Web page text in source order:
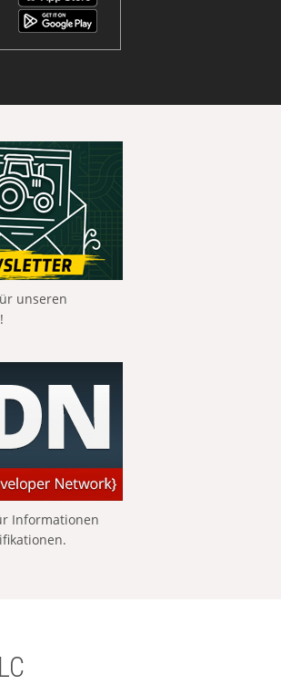
unseren
Informationen